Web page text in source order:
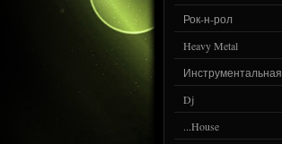
Рок-н-рол
Heavy Metal
Инструментальная
Dj
...House